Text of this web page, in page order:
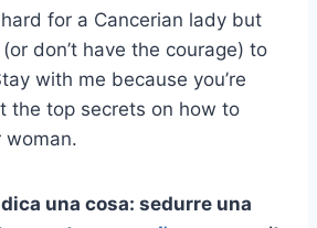
for a Cancerian lady but
don’t have the courage) to
with me because you’re
the top secrets on how to
woman.
una cosa: sedurre una